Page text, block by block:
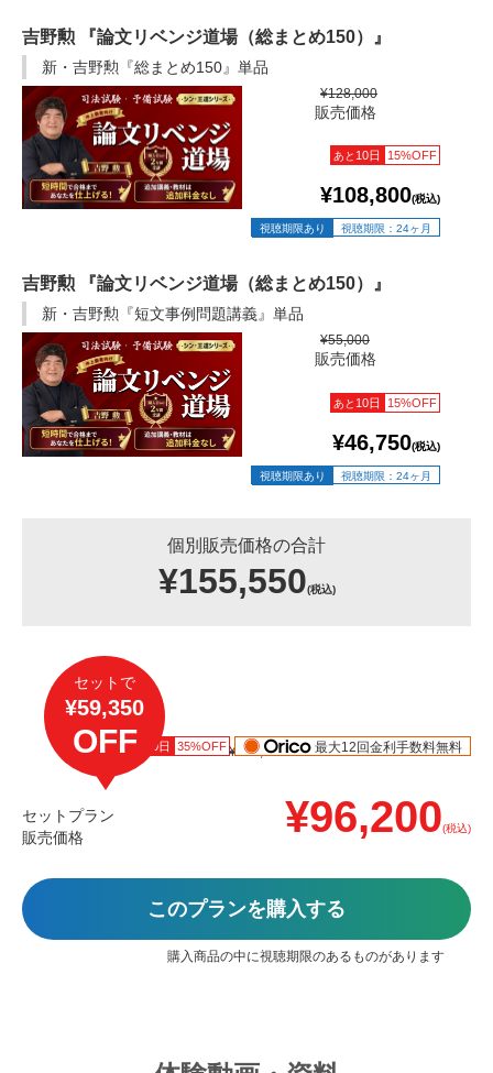
吉野勲 『論文リベンジ道場（総まとめ150）』
新・吉野勲『総まとめ150』単品
あと 10日 15%OFF
¥128,000
販売価格
¥108,800(税込)
視聴期限あり 視聴期限：24ヶ月
吉野勲 『論文リベンジ道場（総まとめ150）』
新・吉野勲『短文事例問題講義』単品
あと 10日 15%OFF
¥55,000
販売価格
¥46,750(税込)
視聴期限あり 視聴期限：24ヶ月
個別販売価格の合計
¥155,550(税込)
¥148,000
あと 10日 35%OFF 最大12回金利手数料無料
セットプラン
販売価格
¥96,200(税込)
セットで
¥59,350
OFF
このプランを購入する
購入商品の中に視聴期限のあるものがあります